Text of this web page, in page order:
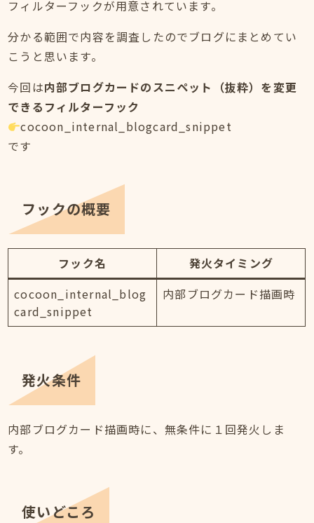
フィルターフックが用意されています。
分かる範囲で内容を調査したのでブログにまとめてい
こうと思います。
今回は内部ブログカードのスニペット（抜粋）を変更
できるフィルターフック
cocoon_internal_blogcard_snippet
です
フックの概要
フック名
発火タイミング
cocoon_internal_blog
card_snippet
内部ブログカード描画時
発火条件
内部ブログカード描画時に、無条件に１回発火しま
す。
使いどころ